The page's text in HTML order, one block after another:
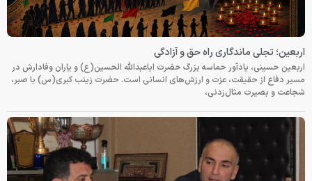
اربعین؛ تجلی ماندگاری راه حق و آزادگی
اربعین حسینی، یادآور حماسه بزرگ حضرت اباعبدالله الحسین(ع) و یاران وفادارش در
مسیر دفاع از حقیقت، عزت و ارزش‌های انسانی است. حضرت زینب کبری(س) با صبر،
شجاعت و بصیرت مثال‌زدنی،